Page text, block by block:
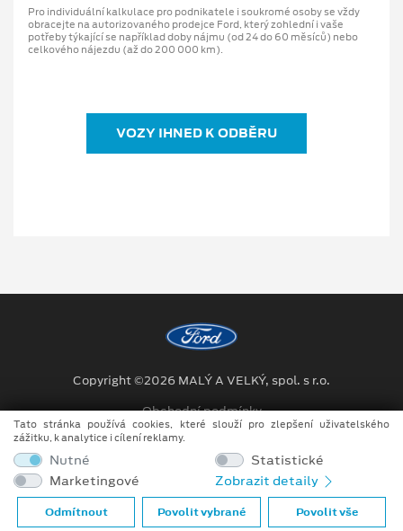
Pro individuální kalkulace pro podnikatele i soukromé osoby se vždy
obracejte na autorizovaného prodejce Ford, který zohlední i vaše
potřeby týkající se například doby nájmu (od 24 do 60 měsíců) nebo
celkového nájezdu (až do 200 000 km).
VOZY IHNED K ODBĚRU
Copyright ©2026 MALÝ A VELKÝ, spol. s r.o.
Obchodní podmínky
Ochrana osobních údajů
Prohlášení o zpracování údajů konečných zákazníků
Při tvorbě videí a obrázků na tomto webu je využíváno kombinace
tradičních fotografií či videí, počítačem generovaných snímků (CGI)
Tato stránka používá cookies, které slouží pro zlepšení uživatelského
zážitku, k analytice i cílení reklamy.
Nutné
Statistické
Marketingové
Zobrazit detaily
Odmítnout Povolit vybrané Povolit vše